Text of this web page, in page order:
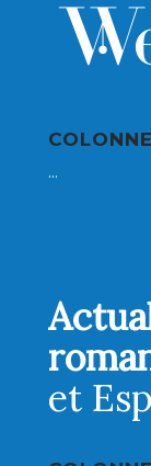
...
et